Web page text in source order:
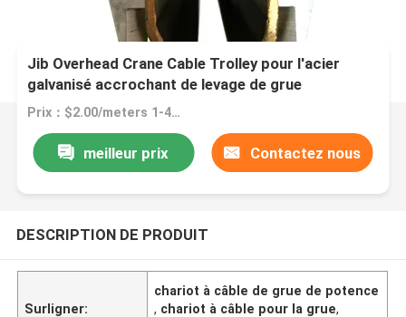
Jib Overhead Crane Cable Trolley pour l'acier
galvanisé accrochant de levage de grue
Prix：$2.00/meters 1-49 meters
meilleur prix Contactez nous
DESCRIPTION DE PRODUIT
Surligner:
chariot à câble de grue de potence
, chariot à câble pour la grue,